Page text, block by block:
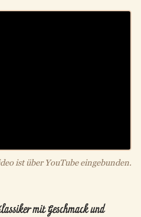
ist über YouTube eingebunden.
mit Geschmack und